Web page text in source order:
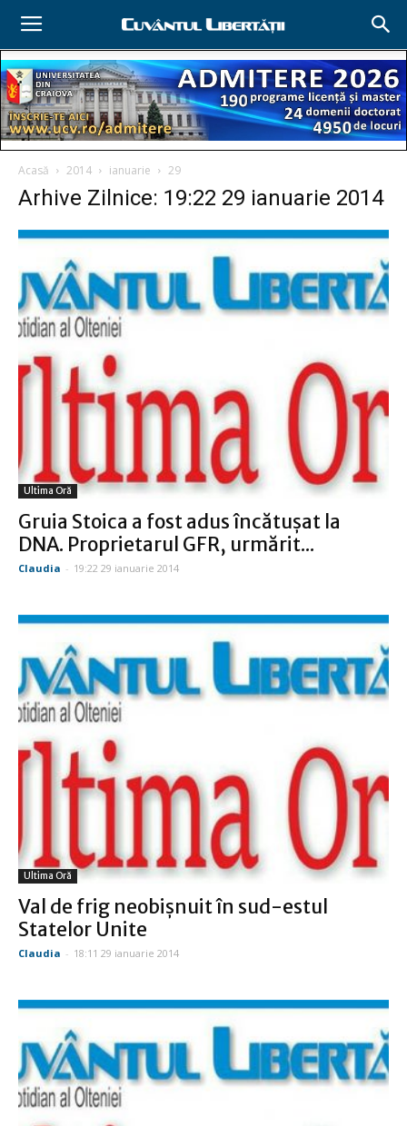
Acasă 2014 ianuarie 29
Arhive Zilnice: 19:22 29 ianuarie 2014
Ultima Oră
Gruia Stoica a fost adus încătuşat la
DNA. Proprietarul GFR, urmărit...
Claudia - 19:22 29 ianuarie 2014
Ultima Oră
Val de frig neobişnuit în sud-estul
Statelor Unite
Claudia - 18:11 29 ianuarie 2014